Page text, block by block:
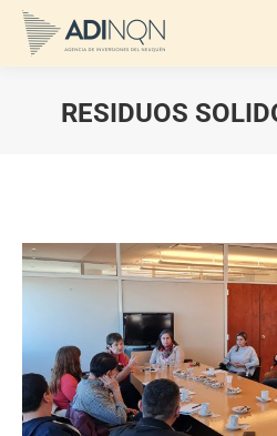
RESIDUOS